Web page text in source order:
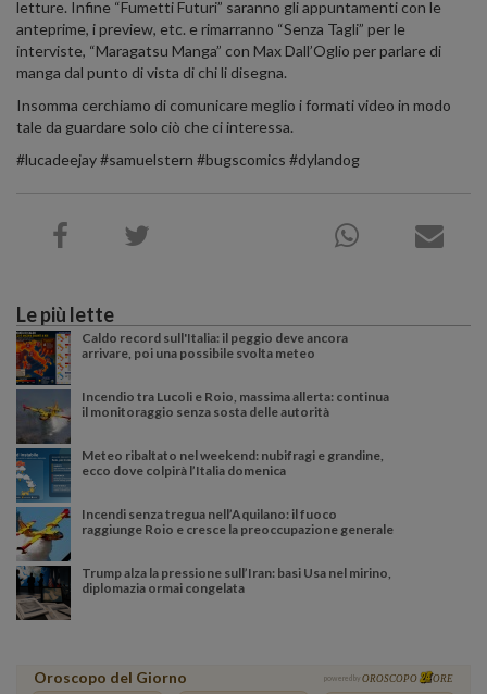
letture. Infine “Fumetti Futuri” saranno gli appuntamenti con le
anteprime, i preview, etc. e rimarranno “Senza Tagli” per le
interviste, “Maragatsu Manga” con Max Dall’Oglio per parlare di
manga dal punto di vista di chi li disegna.
Insomma cerchiamo di comunicare meglio i formati video in modo
tale da guardare solo ciò che ci interessa.
#lucadeejay #samuelstern #bugscomics #dylandog
Le più lette
Caldo record sull'Italia: il peggio deve ancora
arrivare, poi una possibile svolta meteo
Incendio tra Lucoli e Roio, massima allerta: continua
il monitoraggio senza sosta delle autorità
Meteo ribaltato nel weekend: nubifragi e grandine,
ecco dove colpirà l’Italia domenica
Incendi senza tregua nell’Aquilano: il fuoco
raggiunge Roio e cresce la preoccupazione generale
Trump alza la pressione sull’Iran: basi Usa nel mirino,
diplomazia ormai congelata
Oroscopo del Giorno powered by OROSCOPO ORE